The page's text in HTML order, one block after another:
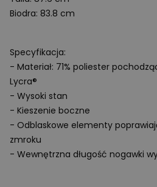
Biodra: 83.8 cm
Specyfikacja:
- Materiał: 71% poliester
Lycra®
- Wysoki stan
- Kieszenie boczne
- Odblaskowe elementy
zmroku
- Wewnętrzna długość nogawki